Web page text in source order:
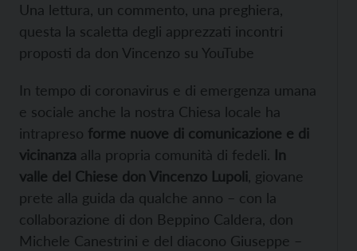
Una lettura, un commento, una preghiera,
questa la scaletta degli apprezzati incontri
proposti da don Vincenzo su YouTube
In tempo di coronavirus e di emergenza umana
e sociale anche la nostra Chiesa locale ha
intrapreso forme nuove di comunicazione e di
vicinanza alla propria comunità di fedeli. In
valle del Chiese don Vincenzo Lupoli , giovane
prete alla guida da qualche anno – con la
collaborazione di don Beppino Caldera, don
Michele Canestrini e del diacono Giuseppe –